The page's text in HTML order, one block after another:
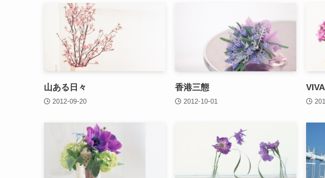
山ある日々
2012-09-20
香港三態
2012-10-01